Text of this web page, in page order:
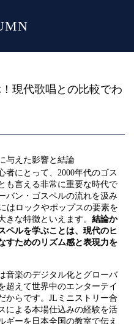
現代歌唱との比較でわ
与えた影響と結論
者にとって、2000年代のゴス
も言える非常に重要な時代で
バン・ゴスペルの流れを汲み
はロックやポップスの要素を
きな特徴といえます。 結論か
ペルを学ぶことは、現代のヒ
すためのリズム感と表現力を
音楽のデジタル化とグローバ
超えて世界中のエンターテイ
からです。JLミニストリー合
による本場仕込みの経験を活
ギーを日本全国の教室で伝え